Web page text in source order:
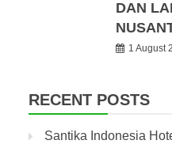
DAN
1 August
RECENT POSTS
Santika Indonesia